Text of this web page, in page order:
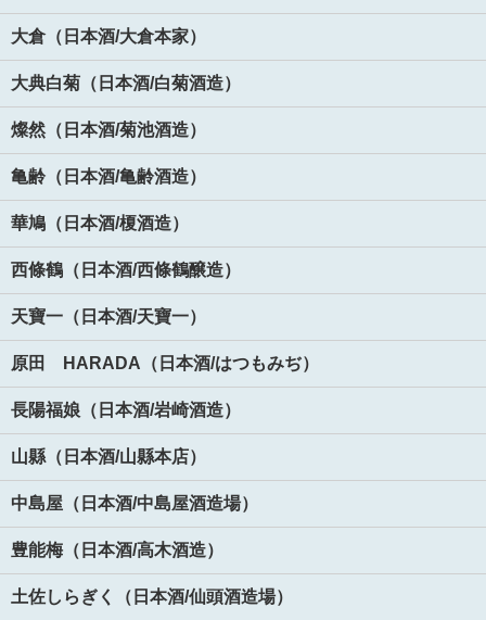
大倉（日本酒/大倉本家）
大典白菊（日本酒/白菊酒造）
燦然（日本酒/菊池酒造）
亀齢（日本酒/亀齢酒造）
華鳩（日本酒/榎酒造）
西條鶴（日本酒/西條鶴醸造）
天寶一（日本酒/天寶一）
原田 HARADA（日本酒/はつもみぢ）
長陽福娘（日本酒/岩崎酒造）
山縣（日本酒/山縣本店）
中島屋（日本酒/中島屋酒造場）
豊能梅（日本酒/高木酒造）
土佐しらぎく（日本酒/仙頭酒造場）